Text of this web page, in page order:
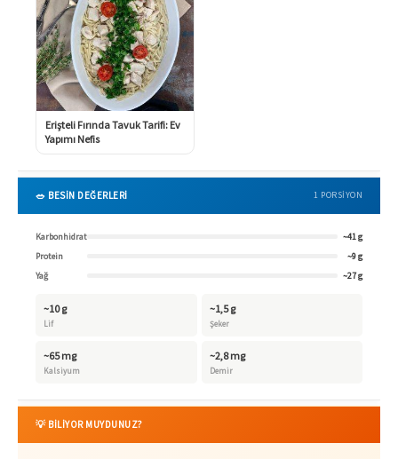
Erişteli Fırında Tavuk Tarifi: Ev
Yapımı Nefis
🥗 BESİN DEĞERLERİ 1 PORSIYON
Karbonhidrat
~41 g
Protein
~9 g
Yağ
~27 g
~10 g
Lif
~1,5 g
Şeker
~65 mg
Kalsiyum
~2,8 mg
Demir
💡 BİLİYOR MUYDUNUZ?